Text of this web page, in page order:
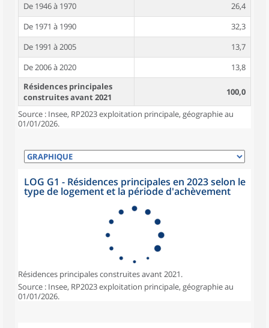
De 1946 à 1970
26,4
De 1971 à 1990
32,3
De 1991 à 2005
13,7
De 2006 à 2020
13,8
Résidences principales
construites avant 2021
100,0
Source : Insee, RP2023 exploitation principale, géographie au
01/01/2026.
LOG G1 - Résidences principales en 2023 selon le
type de logement et la période d'achèvement
Résidences principales construites avant 2021.
Source : Insee, RP2023 exploitation principale, géographie au
01/01/2026.